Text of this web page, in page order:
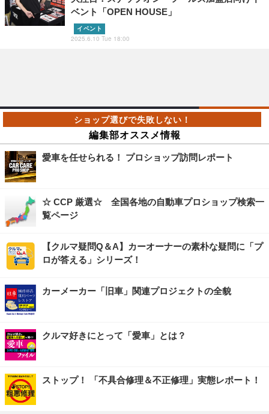
ベント「OPEN HOUSE」
イベント
2025.6.10 Tue 18:00
編集部オススメ情報
愛車を任せられる！ プロショップ訪問レポート
☆ CCP 厳選☆ 全国各地の自動車プロショップ検索一
覧ページ
【クルマ疑問Q＆A】カーオーナーの素朴な疑問に「プ
ロが答える」シリーズ！
カーメーカー「旧車」関連プロジェクトの全貌
クルマ好きにとって「愛車」とは？
ストップ！ 「不具合修理＆不正修理」実態レポート！